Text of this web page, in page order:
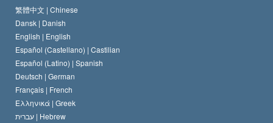
Кредо Церкви Саентологии
Кодекс саентолога
Дэвид Мицкевич
Международные стандарты в области прав человека
Декларация о религии
繁體中文 | Chinese
Dansk | Danish
English | English
Español (Castellano) | Castilian
Español (Latino) | Spanish
Deutsch | German
Français | French
Ελληνικά | Greek
עברית | Hebrew